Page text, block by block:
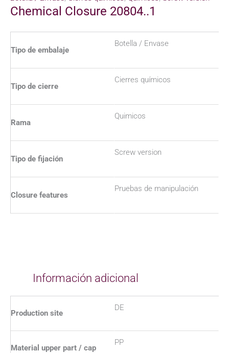
Chemical Closure 20804..1
Tipo de embalaje
Botella / Envase
Tipo de cierre
Cierres químicos
Rama
Quimicos
Tipo de fijación
Screw version
Closure features
Pruebas de manipulación
Información adicional
Production site
DE
Material upper part / cap
PP